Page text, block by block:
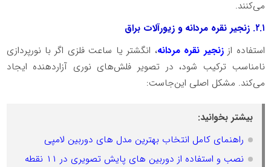
می‌کنند.
۲.۱. زنجیر نقره مردانه و زیورآلات براق
استفاده از زنجیر نقره مردانه، انگشتر یا ساعت فلزی اگر با نورپردازی
نامناسب ترکیب شود، در تصویر فلش‌های نوری آزاردهنده ایجاد
می‌کند. مشکل اصلی این‌جاست:
بیشتر بخوانید:
راهنمای کامل انتخاب بهترین مدل های دوربین لامپی
نصب و استفاده از دوربین های پایش تصویری در ۱۱ نقطه